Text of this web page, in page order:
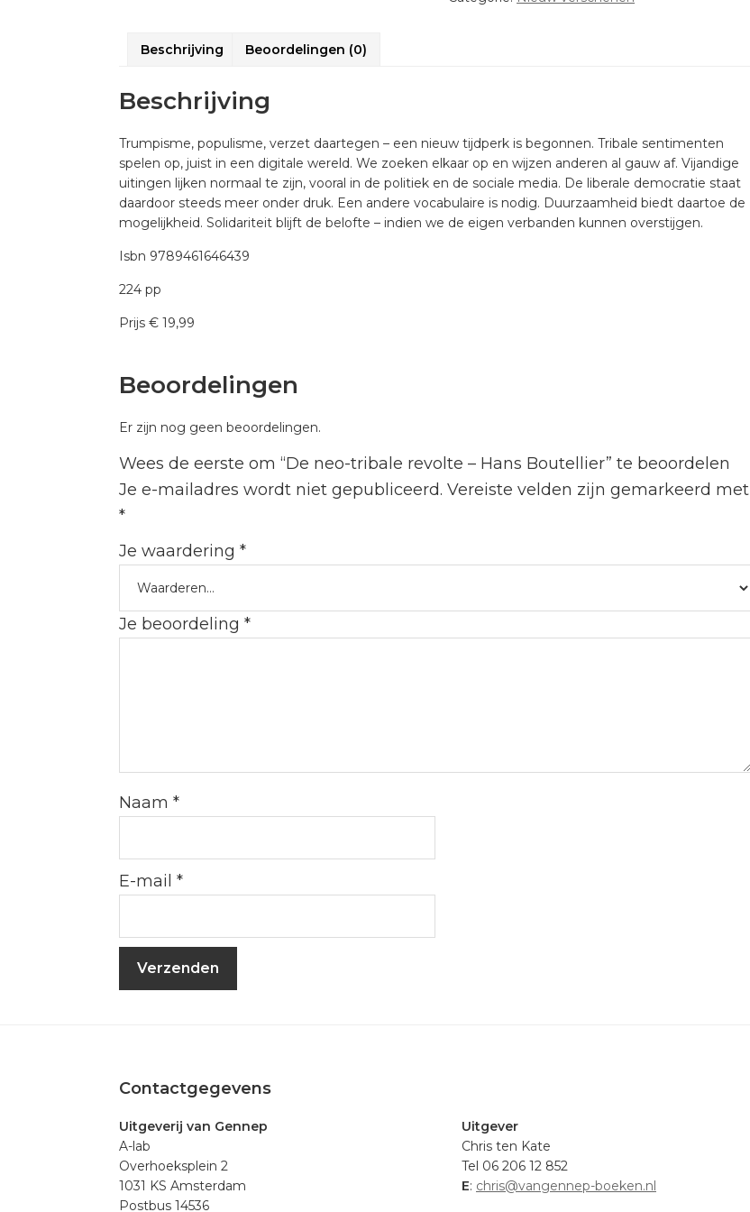
Beschrijving Beoordelingen (0)
Beschrijving
Trumpisme, populisme, verzet daartegen – een nieuw tijdperk is begonnen. Tribale sentimenten
spelen op, juist in een digitale wereld. We zoeken elkaar op en wijzen anderen al gauw af. Vijandige
uitingen lijken normaal te zijn, vooral in de politiek en de sociale media. De liberale democratie staat
daardoor steeds meer onder druk. Een andere vocabulaire is nodig. Duurzaamheid biedt daartoe de
mogelijkheid. Solidariteit blijft de belofte – indien we de eigen verbanden kunnen overstijgen.
Isbn 9789461646439
224 pp
Prijs € 19,99
Beoordelingen
Er zijn nog geen beoordelingen.
Wees de eerste om “De neo-tribale revolte – Hans Boutellier” te beoordelen
Je e-mailadres wordt niet gepubliceerd. Vereiste velden zijn gemarkeerd met
*
Je waardering *
Je beoordeling *
Naam *
E-mail *
Contactgegevens
Uitgeverij van Gennep
A-lab
Overhoeksplein 2
1031 KS Amsterdam
Postbus 14536
Uitgever
Chris ten Kate
Tel 06 206 12 852
E: chris@vangennep-boeken.nl